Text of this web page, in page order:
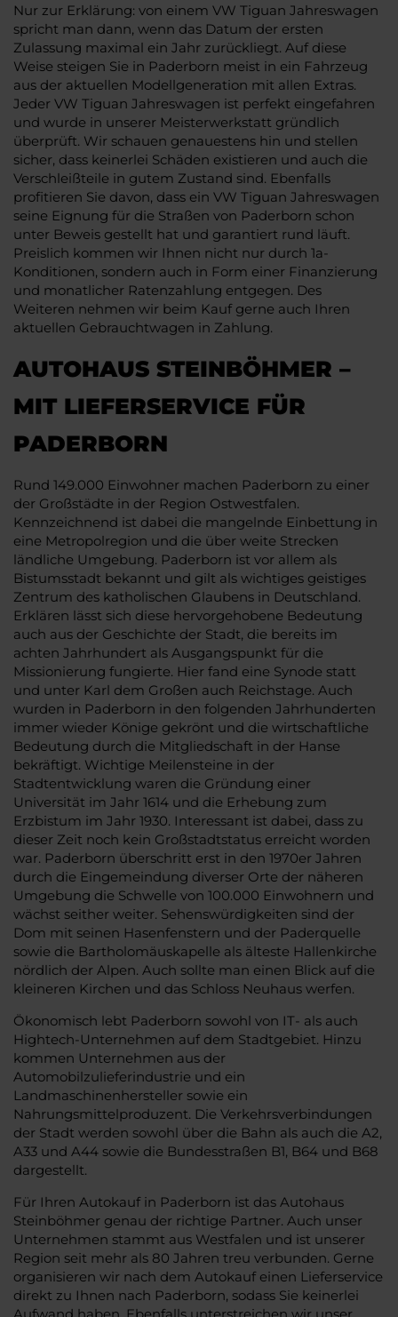
Nur zur Erklärung: von einem VW Tiguan Jahreswagen
spricht man dann, wenn das Datum der ersten
Zulassung maximal ein Jahr zurückliegt. Auf diese
Weise steigen Sie in Paderborn meist in ein Fahrzeug
aus der aktuellen Modellgeneration mit allen Extras.
Jeder VW Tiguan Jahreswagen ist perfekt eingefahren
und wurde in unserer Meisterwerkstatt gründlich
überprüft. Wir schauen genauestens hin und stellen
sicher, dass keinerlei Schäden existieren und auch die
Verschleißteile in gutem Zustand sind. Ebenfalls
profitieren Sie davon, dass ein VW Tiguan Jahreswagen
seine Eignung für die Straßen von Paderborn schon
unter Beweis gestellt hat und garantiert rund läuft.
Preislich kommen wir Ihnen nicht nur durch 1a-
Konditionen, sondern auch in Form einer Finanzierung
und monatlicher Ratenzahlung entgegen. Des
Weiteren nehmen wir beim Kauf gerne auch Ihren
aktuellen Gebrauchtwagen in Zahlung.
AUTOHAUS STEINBÖHMER –
MIT LIEFERSERVICE FÜR
PADERBORN
Rund 149.000 Einwohner machen Paderborn zu einer
der Großstädte in der Region Ostwestfalen.
Kennzeichnend ist dabei die mangelnde Einbettung in
eine Metropolregion und die über weite Strecken
ländliche Umgebung. Paderborn ist vor allem als
Bistumsstadt bekannt und gilt als wichtiges geistiges
Zentrum des katholischen Glaubens in Deutschland.
Erklären lässt sich diese hervorgehobene Bedeutung
auch aus der Geschichte der Stadt, die bereits im
achten Jahrhundert als Ausgangspunkt für die
Missionierung fungierte. Hier fand eine Synode statt
und unter Karl dem Großen auch Reichstage. Auch
wurden in Paderborn in den folgenden Jahrhunderten
immer wieder Könige gekrönt und die wirtschaftliche
Bedeutung durch die Mitgliedschaft in der Hanse
bekräftigt. Wichtige Meilensteine in der
Stadtentwicklung waren die Gründung einer
Universität im Jahr 1614 und die Erhebung zum
Erzbistum im Jahr 1930. Interessant ist dabei, dass zu
dieser Zeit noch kein Großstadtstatus erreicht worden
war. Paderborn überschritt erst in den 1970er Jahren
durch die Eingemeindung diverser Orte der näheren
Umgebung die Schwelle von 100.000 Einwohnern und
wächst seither weiter. Sehenswürdigkeiten sind der
Dom mit seinen Hasenfenstern und der Paderquelle
sowie die Bartholomäuskapelle als älteste Hallenkirche
nördlich der Alpen. Auch sollte man einen Blick auf die
kleineren Kirchen und das Schloss Neuhaus werfen.
Ökonomisch lebt Paderborn sowohl von IT- als auch
Hightech-Unternehmen auf dem Stadtgebiet. Hinzu
kommen Unternehmen aus der
Automobilzulieferindustrie und ein
Landmaschinenhersteller sowie ein
Nahrungsmittelproduzent. Die Verkehrsverbindungen
der Stadt werden sowohl über die Bahn als auch die A2,
A33 und A44 sowie die Bundesstraßen B1, B64 und B68
dargestellt.
Für Ihren Autokauf in Paderborn ist das Autohaus
Steinböhmer genau der richtige Partner. Auch unser
Unternehmen stammt aus Westfalen und ist unserer
Region seit mehr als 80 Jahren treu verbunden. Gerne
organisieren wir nach dem Autokauf einen Lieferservice
direkt zu Ihnen nach Paderborn, sodass Sie keinerlei
Aufwand haben. Ebenfalls unterstreichen wir unser